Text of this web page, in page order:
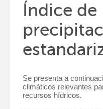
Índice de
Se presenta a
climáticos relevantes
recursos hídricos.